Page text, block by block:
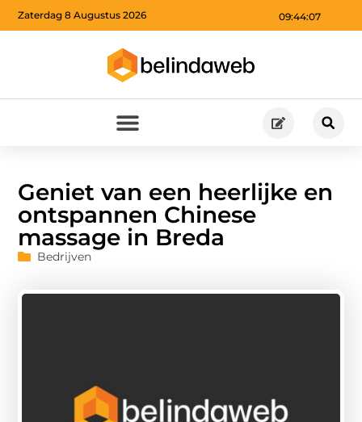
09:44:08
Zaterdag 8 Augustus 2026
Geniet van een heerlijke en
ontspannen Chinese
massage in Breda
Bedrijven